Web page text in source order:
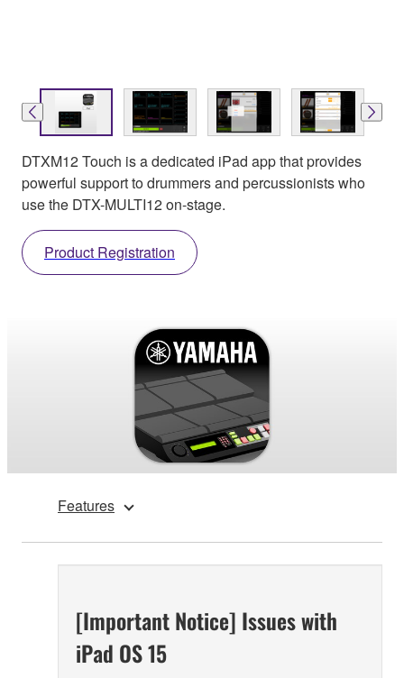
DTXM12 Touch is a dedicated iPad app that provides
powerful support to drummers and percussionists who
use the DTX-MULTI12 on-stage.
Product Registration
Features
[Important Notice] Issues with
iPad OS 15